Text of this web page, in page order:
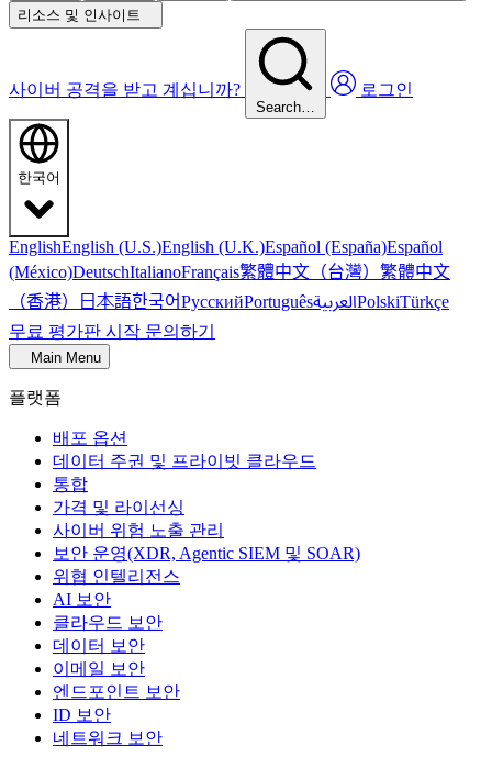
리소스 및 인사이트
사이버 공격을 받고 계십니까?
Search…
로그인
한국어
EnglishEnglish (U.S.)English (U.K.)Español (España)Español
(México)DeutschItalianoFrançais繁體中文（台灣） 繁體中文
（香港） 日本語한국어РусскийPortuguêsالعربيةPolskiTürkçe
무료 평가판 시작 문의하기
Main Menu
플랫폼
배포 옵션
데이터 주권 및 프라이빗 클라우드
통합
가격 및 라이선싱
사이버 위험 노출 관리
보안 운영(XDR, Agentic SIEM 및 SOAR)
위협 인텔리전스
AI 보안
클라우드 보안
데이터 보안
이메일 보안
엔드포인트 보안
ID 보안
네트워크 보안